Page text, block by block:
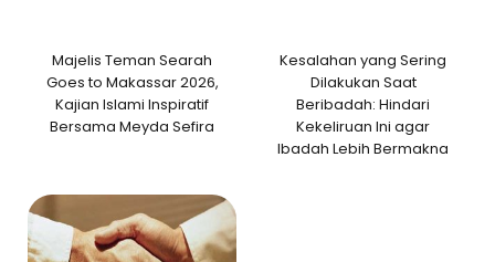
Majelis Teman Searah
Goes to Makassar 2026,
Kajian Islami Inspiratif
Bersama Meyda Sefira
Kesalahan yang Sering
Dilakukan Saat
Beribadah: Hindari
Kekeliruan Ini agar
Ibadah Lebih Bermakna